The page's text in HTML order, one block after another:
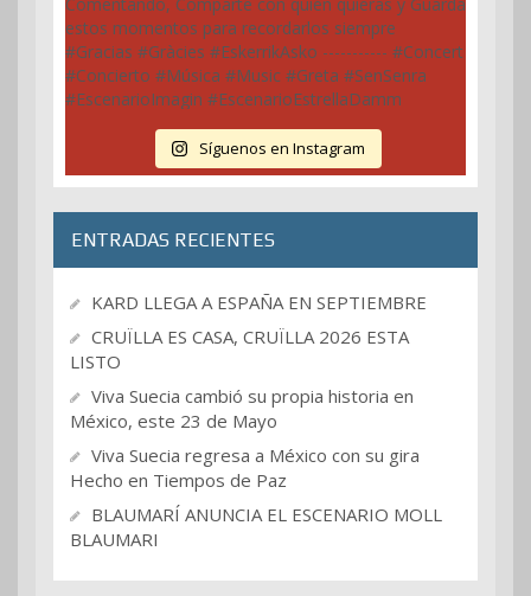
Síguenos en Instagram
ENTRADAS RECIENTES
KARD LLEGA A ESPAÑA EN SEPTIEMBRE
CRUÏLLA ES CASA, CRUÏLLA 2026 ESTA
LISTO
Viva Suecia cambió su propia historia en
México, este 23 de Mayo
Viva Suecia regresa a México con su gira
Hecho en Tiempos de Paz
BLAUMARÍ ANUNCIA EL ESCENARIO MOLL
BLAUMARI